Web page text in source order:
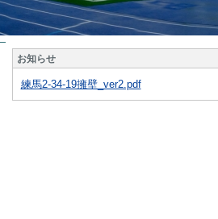
お知らせ
練馬2-34-19擁壁_ver2.pdf